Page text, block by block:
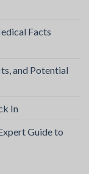
Facts
and Potential
In
Guide to